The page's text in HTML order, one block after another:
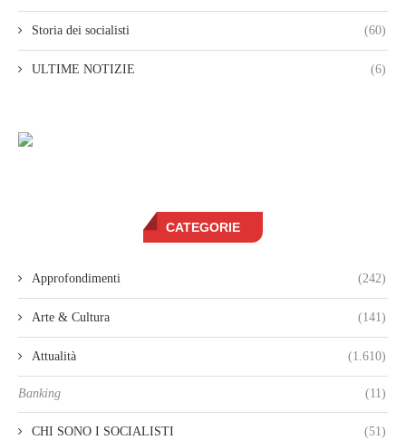
Storia dei socialisti (60)
ULTIME NOTIZIE (6)
CATEGORIE
Approfondimenti (242)
Arte & Cultura (141)
Attualità (1.610)
Banking (11)
CHI SONO I SOCIALISTI (51)